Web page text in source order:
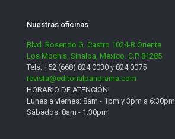
Nuestras oficinas
Blvd. Rosendo G. Castro 1024-B Oriente
Los Mochis, Sinaloa, México. C.P. 81285
Tels. +52 (668) 824 0030 y 824 0075
revista@editorialpanorama.com
HORARIO DE ATENCIÓN:
Lunes a viernes: 8am - 1pm y 3pm a 6:30pm
Sábados: 8am - 1:30pm